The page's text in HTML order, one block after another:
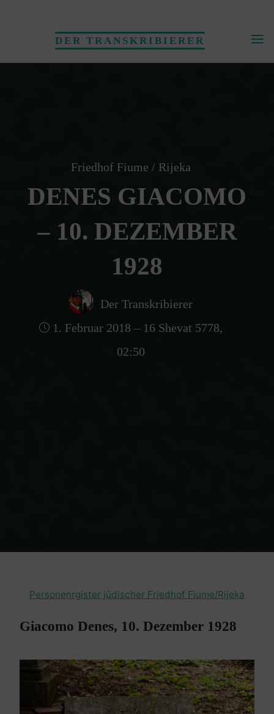
DER TRANSKRIBIERER
Friedhof Fiume / Rijeka
DENES GIACOMO
– 10. DEZEMBER
1928
Der Transkribierer
1. Februar 2018 – 16 Shevat 5778,
02:50
Personenrgister jüdischer Friedhof Fiume/Rijeka
Giacomo Denes, 10. Dezember 1928